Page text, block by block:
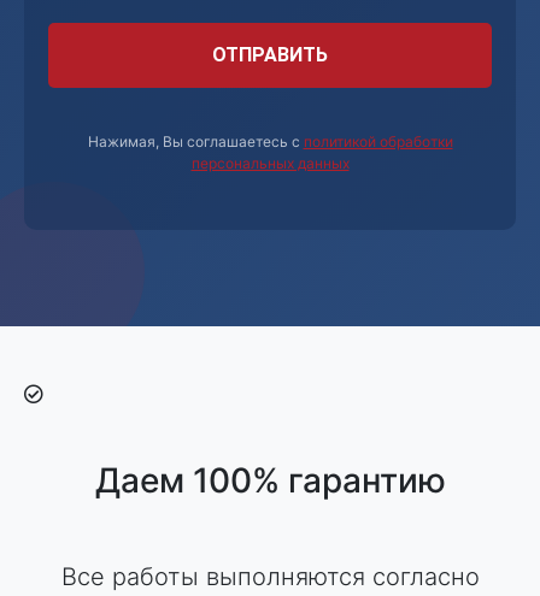
Нажимая, Вы соглашаетесь с политикой обработки
персональных данных
Даем 100% гарантию
Все работы выполняются согласно